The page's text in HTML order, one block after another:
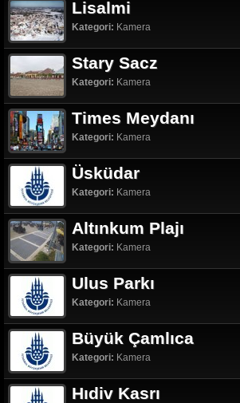
Lisalmi
Kategori: Kamera
Stary Sacz
Kategori: Kamera
Times Meydanı
Kategori: Kamera
Üsküdar
Kategori: Kamera
Altınkum Plajı
Kategori: Kamera
Ulus Parkı
Kategori: Kamera
Büyük Çamlıca
Kategori: Kamera
Hıdiv Kasrı